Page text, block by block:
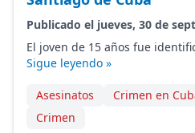
Publicado el jueves, 30 de
El joven de 15 años fue
Sigue leyendo »
Asesinatos Crimen en
Crimen